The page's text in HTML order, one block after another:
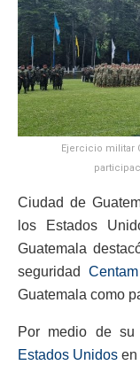
Ejercicio militar
Ciudad de
los Estados
Guatemala
seguridad
Guatemala como
Por medio de
Estados Unidos en